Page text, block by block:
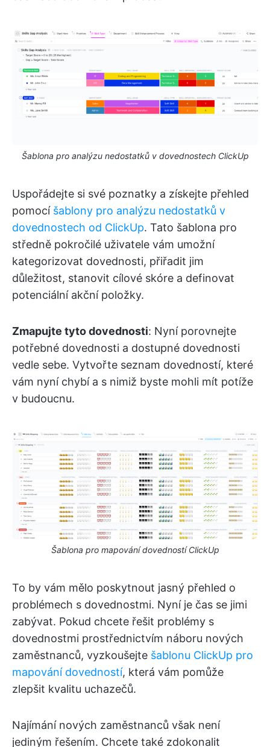
Šablona pro analýzu nedostatků v dovednostech ClickUp
Uspořádejte si své poznatky a získejte přehled
pomocí šablony pro analýzu nedostatků v
dovednostech od ClickUp. Tato šablona pro
středně pokročilé uživatele vám umožní
kategorizovat dovednosti, přiřadit jim
důležitost, stanovit cílové skóre a definovat
potenciální akční položky.
Zmapujte tyto dovednosti: Nyní porovnejte
potřebné dovednosti a dostupné dovednosti
vedle sebe. Vytvořte seznam dovedností, které
vám nyní chybí a s nimiž byste mohli mít potíže
v budoucnu.
Šablona pro mapování dovedností ClickUp
To by vám mělo poskytnout jasný přehled o
problémech s dovednostmi. Nyní je čas se jimi
zabývat. Pokud chcete řešit problémy s
dovednostmi prostřednictvím náboru nových
zaměstnanců, vyzkoušejte šablonu ClickUp pro
mapování dovedností, která vám pomůže
zlepšit kvalitu uchazečů.
Najímání nových zaměstnanců však není
jediným řešením. Chcete také zdokonalit